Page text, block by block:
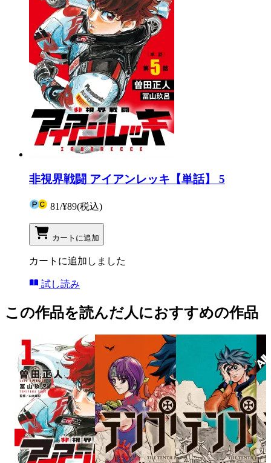
非視界戦闘 アイアンレッキ【単話】 5
81/¥89(税込)
カートに追加
カートに追加しました
試し読み
この作品を読んだ人におすすめの作品